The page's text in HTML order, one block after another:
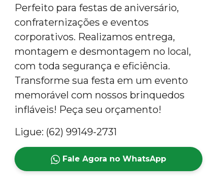
Perfeito para festas de aniversário,
confraternizações e eventos
corporativos. Realizamos entrega,
montagem e desmontagem no local,
com toda segurança e eficiência.
Transforme sua festa em um evento
memorável com nossos brinquedos
infláveis! Peça seu orçamento!
Ligue: (62) 99149-2731
Fale Agora no WhatsApp